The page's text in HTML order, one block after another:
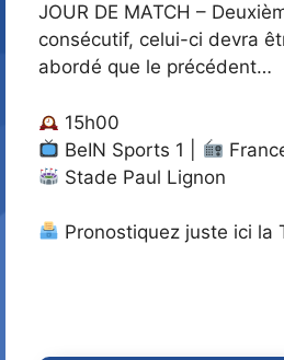
JOUR DE MATCH –
consécutif, celui-ci devra
abordé que le précédent…
15h00
BeIN Sports 1 |
Stade Paul Lignon
Pronostiquez juste ici la